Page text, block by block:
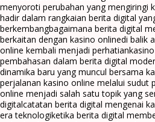
menyoroti perubahan yang mengiringi
hadir dalam rangkaian berita digital
berkembangbagaimana berita digital
berkaitan dengan kasino onlinedi balik
online kembali menjadi perhatian
pembahasan dalam berita digital
dinamika baru yang muncul bersama
perjalanan kasino online melalui sudut
online menjadi salah satu topik yang
digitalcatatan berita digital mengenai
era teknologiketika berita digital